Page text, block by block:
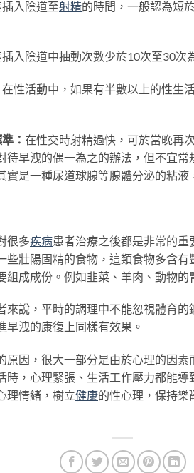
入陰道至射精的時間，一般認為短
插入陰道中抽動次數少於10次至30次
在性活動中，如果有半數以上的性生
： 在性交時射精過快，可於當晚再
待早洩的偶一為之的辦法，但不宜
實是一種尿道球腺等腺體分泌的粘液
很多疾病患者治療之後都是非常的
些壯陽固精的食物，這類食物多含
組成成份。例如韭菜、羊肉、動物的
來說，平時的調理中不能忽視體育
洩的康復上同樣有效果。
原因，很大一部分是由於心理的因
時，心理緊張、生活工作壓力都能
理情緒，樹立健康的性心理，保持樂